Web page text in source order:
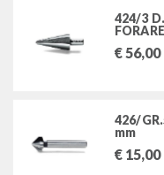
giraviti, cacciaviti, chiavi
inserti e portainserti
martelli e scalpelli
424/3
FORARE
€56,00
426/
mm
€ 15,00